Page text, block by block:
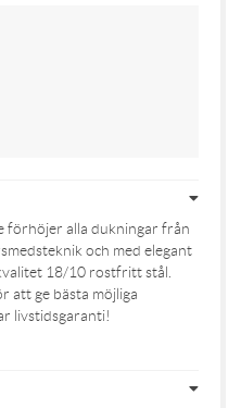
förhöjer alla dukningar från
och med elegant
18/10 rostfritt stål.
att ge bästa möjliga
livstidsgaranti!